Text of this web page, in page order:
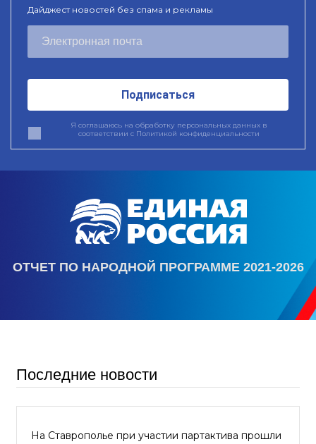
Дайджест новостей без спама и рекламы
Подписаться
Я соглашаюсь на обработку персональных данных в
соответствии с Политикой конфиденциальности
ОТЧЕТ ПО НАРОДНОЙ ПРОГРАММЕ 2021-2026
Последние новости
На Ставрополье при участии партактива прошли